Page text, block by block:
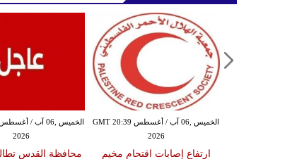
2026
محافظة القدس
الخميس ,06 آب / أغسطس GMT 20:39
2026
ارتفاع إصابات اقتحام مخيم